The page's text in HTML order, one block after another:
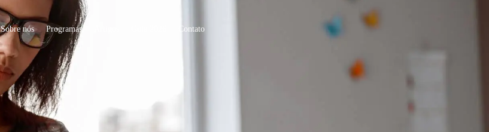
Sobre nós Programas Contato